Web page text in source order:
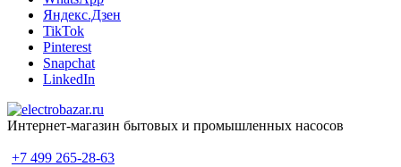
Яндекс.Дзен
TikTok
Pinterest
Snapchat
LinkedIn
Интернет-магазин бытовых и промышленных насосов
+7 499 265-28-63